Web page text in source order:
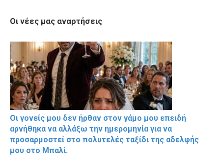
Οι νέες μας αναρτήσεις
Οι γονείς μου δεν ήρθαν στον γάμο μου επειδή
αρνήθηκα να αλλάξω την ημερομηνία για να
προσαρμοστεί στο πολυτελές ταξίδι της αδελφής
μου στο Μπαλί.